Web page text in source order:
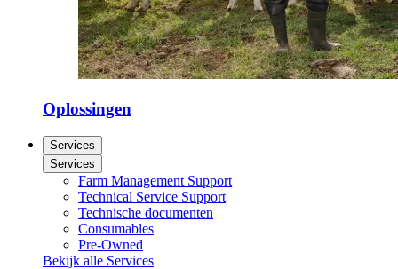
Oplossingen
Services
Services
Farm Management Support
Technical Service Support
Technische documenten
Consumables
Pre-Owned
Bekijk alle Services